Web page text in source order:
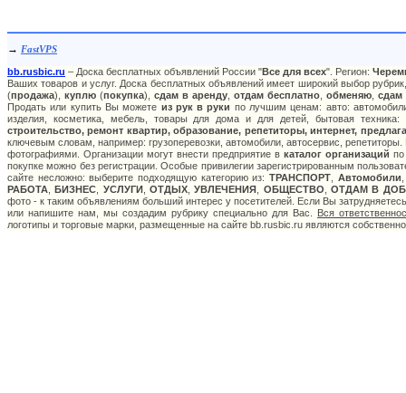
→ FastVPS
bb.rusbic.ru – Доска бесплатных объявлений России "Все для всех". Регион:
Ваших товаров и услуг. Доска бесплатных объявлений имеет широкий выбор
(продажа), куплю (покупка), сдам в аренду отдам бесплатно обменяю сдам
Продать или купить Вы можете из рук в руки по лучшим ценам: авто:
изделия, косметика, мебель, товары для дома и для детей, бытовая
строительство, ремонт квартир, образование, репетиторы, интернет,
ключевым словам, например: грузоперевозки, автомобили, автосервис,
фотографиями. Организации могут внести предприятие в каталог организаций по
покупке можно без регистрации. Особые привилегии зарегистрированным
сайте несложно: выберите подходящую категорию из:ТРАНСПОРТ Автомобили
РАБОТА ,БИЗНЕС УСЛУГИ,ОТДЫХ ,УВЛЕЧЕНИЯ ОБЩЕСТВО ,ОТДАМ В
фото - к таким объявлениям больший интерес у посетителей. Если Вы
или напишите нам, мы создадим рубрику специально для Вас. Вся
логотипы и торговые марки, размещенные на сайте bb.rusbic.ru являются